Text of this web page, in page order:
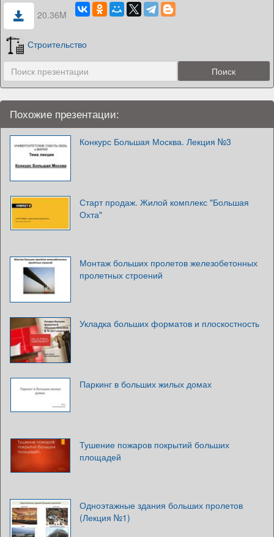
20.36M
Строительство
Похожие презентации:
Конкурс Большая Москва. Лекция №3
Старт продаж. Жилой комплекс "Большая
Охта"
Монтаж больших пролетов железобетонных
пролетных строений
Укладка больших форматов и плоскостность
Паркинг в больших жилых домах
Тушение пожаров покрытий больших
площадей
Одноэтажные здания больших пролетов
(Лекция №1)